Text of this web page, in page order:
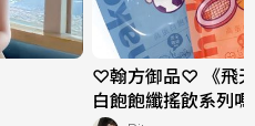
♡翰方御品♡ 《飛
白飽飽纖搖飲系列